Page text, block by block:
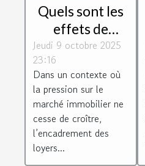
Quels sont les
effets de
l'encadrement
des loyers sur
la mobilité
résidentielle ?
Jeudi 9 octobre 2025
23:16
Dans un contexte où
la pression sur le
marché immobilier ne
cesse de croître,
l’encadrement des
loyers...